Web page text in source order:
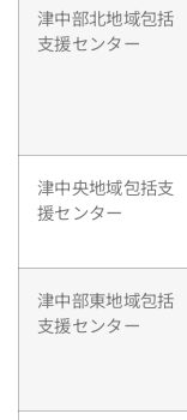
津中部北地域包括
支援センター
津中央地域包括支
援センター
津中部東地域包括
支援センター